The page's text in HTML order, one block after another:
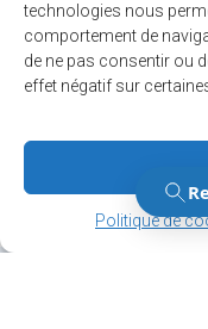
technologies nous
comportement de
de ne pas consentir ou
effet négatif sur
Politique de
Gérer le
Gérer le